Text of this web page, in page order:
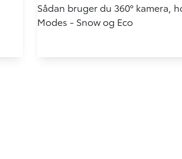
Sådan bruger du 360° kamera,
Modes - Snow og Eco